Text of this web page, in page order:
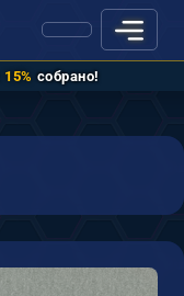
15% собрано!